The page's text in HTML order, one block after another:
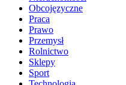
Obcojęzyczne
Praca
Prawo
Przemysł
Rolnictwo
Sklepy
Sport